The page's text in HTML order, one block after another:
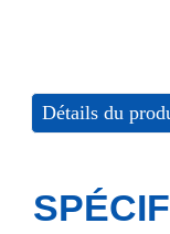
Détails du